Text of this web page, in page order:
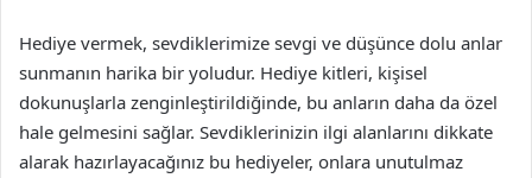
Hediye vermek, sevdiklerimize sevgi ve düşünce dolu anlar
sunmanın harika bir yoludur. Hediye kitleri, kişisel
dokunuşlarla zenginleştirildiğinde, bu anların daha da özel
hale gelmesini sağlar. Sevdiklerinizin ilgi alanlarını dikkate
alarak hazırlayacağınız bu hediyeler, onlara unutulmaz